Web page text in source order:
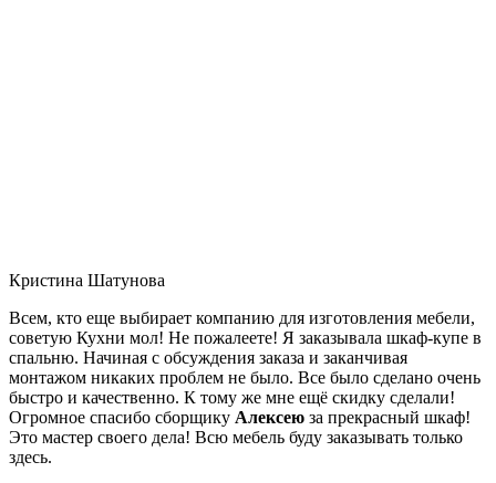
Кристина Шатунова
Всем, кто еще выбирает компанию для изготовления мебели,
советую Кухни мол! Не пожалеете! Я заказывала шкаф-купе в
спальню. Начиная с обсуждения заказа и заканчивая
монтажом никаких проблем не было. Все было сделано очень
быстро и качественно. К тому же мне ещё скидку сделали!
Огромное спасибо сборщику Алексею за прекрасный шкаф!
Это мастер своего дела! Всю мебель буду заказывать только
здесь.